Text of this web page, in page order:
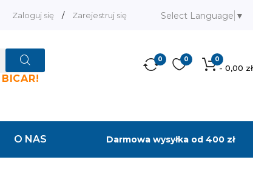
Zaloguj się / Zarejestruj się Select Language ▼
BICAR!
0
- 0,00 zł
0
0
O NAS Darmowa wysyłka od 400 zł